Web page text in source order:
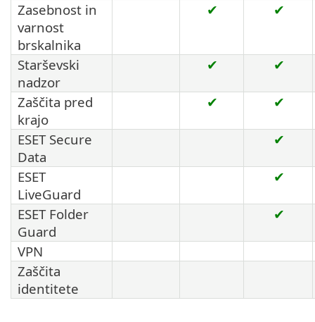
Zasebnost in
varnost
brskalnika
✔ ✔
Starševski
nadzor
✔ ✔
Zaščita pred
krajo
✔ ✔
ESET Secure
Data
✔
ESET
LiveGuard
✔
ESET Folder
Guard
✔
VPN
Zaščita
identitete